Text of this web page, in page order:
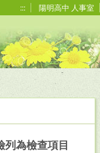
::: 陽明高中 人事室
列為檢查項目